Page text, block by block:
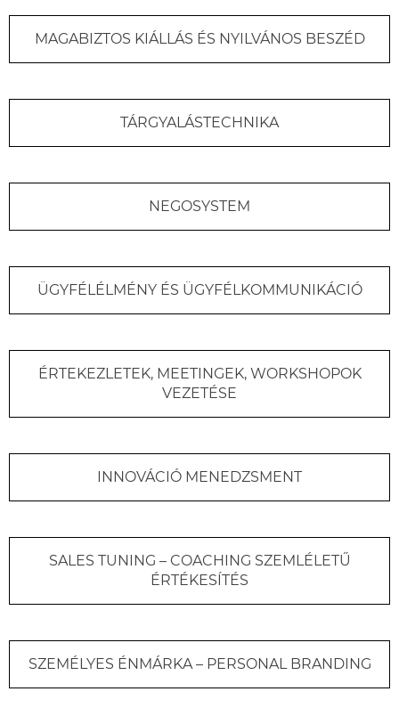
MAGABIZTOS KIÁLLÁS ÉS NYILVÁNOS BESZÉD
TÁRGYALÁSTECHNIKA
NEGOSYSTEM
ÜGYFÉLÉLMÉNY ÉS ÜGYFÉLKOMMUNIKÁCIÓ
ÉRTEKEZLETEK, MEETINGEK, WORKSHOPOK
VEZETÉSE
INNOVÁCIÓ MENEDZSMENT
SALES TUNING – COACHING SZEMLÉLETŰ
ÉRTÉKESÍTÉS
SZEMÉLYES ÉNMÁRKA – PERSONAL BRANDING